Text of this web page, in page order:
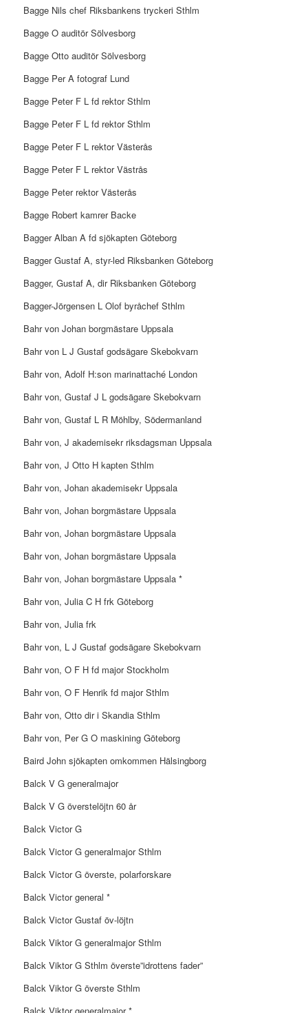
Bagge Nils chef Riksbankens tryckeri Sthlm
Bagge O auditör Sölvesborg
Bagge Otto auditör Sölvesborg
Bagge Per A fotograf Lund
Bagge Peter F L fd rektor Sthlm
Bagge Peter F L fd rektor Sthlm
Bagge Peter F L rektor Västerås
Bagge Peter F L rektor Västrås
Bagge Peter rektor Västerås
Bagge Robert kamrer Backe
Bagger Alban A fd sjökapten Göteborg
Bagger Gustaf A, styr-led Riksbanken Göteborg
Bagger, Gustaf A, dir Riksbanken Göteborg
Bagger-Jörgensen L Olof byråchef Sthlm
Bahr von Johan borgmästare Uppsala
Bahr von L J Gustaf godsägare Skebokvarn
Bahr von, Adolf H:son marinattaché London
Bahr von, Gustaf J L godsägare Skebokvarn
Bahr von, Gustaf L R Möhlby, Södermanland
Bahr von, J akademisekr riksdagsman Uppsala
Bahr von, J Otto H kapten Sthlm
Bahr von, Johan akademisekr Uppsala
Bahr von, Johan borgmästare Uppsala
Bahr von, Johan borgmästare Uppsala
Bahr von, Johan borgmästare Uppsala
Bahr von, Johan borgmästare Uppsala *
Bahr von, Julia C H frk Göteborg
Bahr von, Julia frk
Bahr von, L J Gustaf godsägare Skebokvarn
Bahr von, O F H fd major Stockholm
Bahr von, O F Henrik fd major Sthlm
Bahr von, Otto dir i Skandia Sthlm
Bahr von, Per G O maskining Göteborg
Baird John sjökapten omkommen Hälsingborg
Balck V G generalmajor
Balck V G överstelöjtn 60 år
Balck Victor G
Balck Victor G generalmajor Sthlm
Balck Victor G överste, polarforskare
Balck Victor general *
Balck Victor Gustaf öv-löjtn
Balck Viktor G generalmajor Sthlm
Balck Viktor G Sthlm överste”idrottens fader”
Balck Viktor G överste Sthlm
Balck Viktor generalmajor *